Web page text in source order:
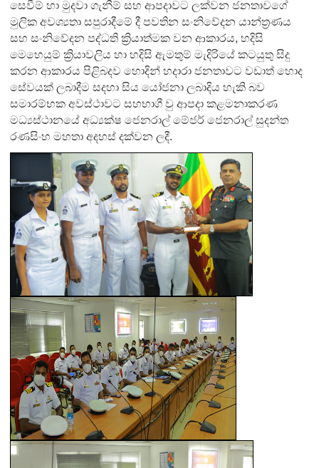
සෙවීම් හා මුදවා ගැනීම් සහ ආපදාවට ලක්වන ජනතාවගේ
මුලික අවශ්‍යතා සපුරාදීමේ දී පවතින සංනිවේදන යාන්ත්‍රණය
සහ සංනිවේදන පද්ධති ක්‍රියාත්මක වන ආකාරය, හදිසි
මෙහෙයුම් ක්‍රියාවලිය හා හදිසි ඇමතුම් මැදිරියේ කටයුතු සිදු
කරන ආකාරය පිළිබදව හොදින් හදාරා ජනතාවට වඩාත් හොද
සේවයක් ලබාදීම සදහා සිය යෝජනා ලබාදිය හැකි බව
සමාරම්භක අවස්ථාවට සහභාගී වු ආපදා කළමනාකරණ
මධ්‍යස්ථානයේ අධ්‍යක්ෂ ජෙනරාල් මේජර් ජෙනරාල් සුදන්ත
රණසිංහ මහතා අදහස් දක්වන ලදී.